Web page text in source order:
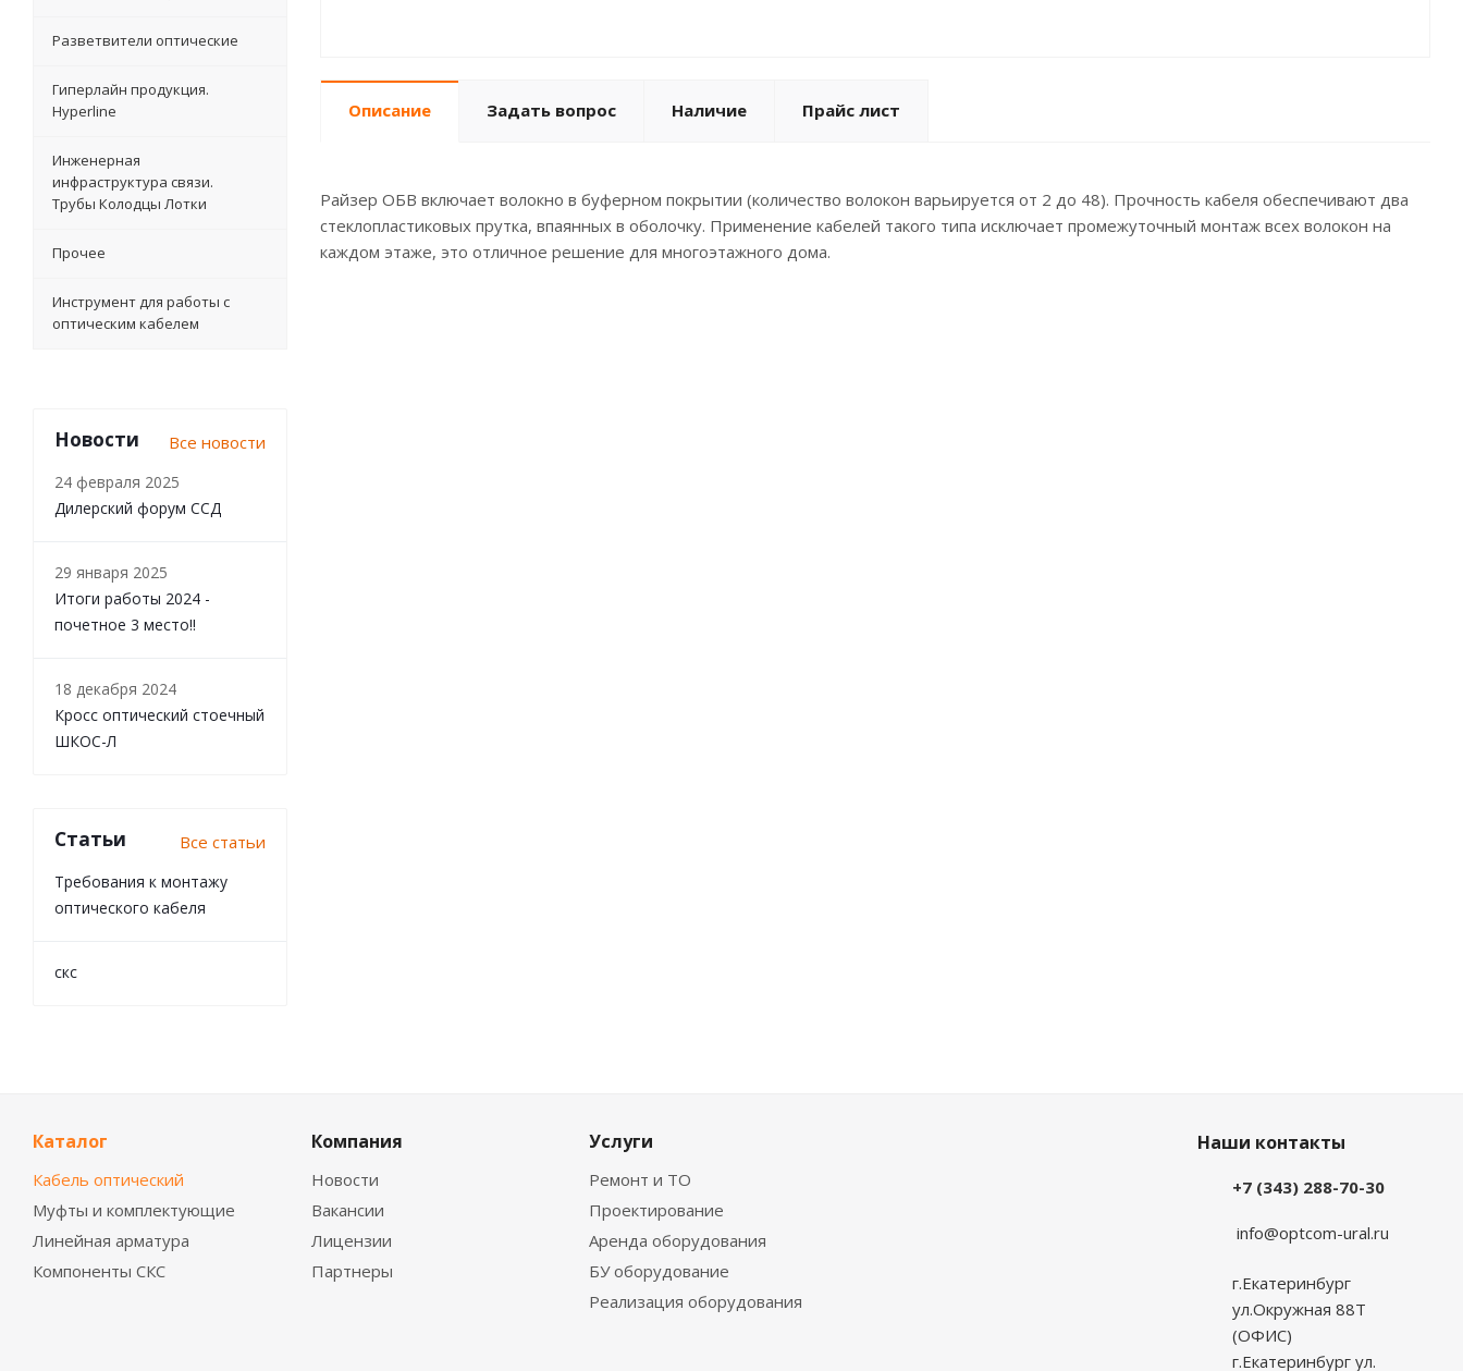
Описание Задать вопрос Наличие Прайс лист
Райзер ОБВ включает волокно в буферном покрытии (количество волокон варьируется от 2 до 48). Прочность кабеля обеспечивают два
стеклопластиковых прутка, впаянных в оболочку. Применение кабелей такого типа исключает промежуточный монтаж всех волокон на
каждом этаже, это отличное решение для многоэтажного дома.
Разветвители оптические
Гиперлайн продукция.
Hyperline
Инженерная
инфраструктура связи.
Трубы Колодцы Лотки
Прочее
Инструмент для работы с
оптическим кабелем
Новости Все новости
24 февраля 2025
Дилерский форум ССД
29 января 2025
Итоги работы 2024 -
почетное 3 место!!
18 декабря 2024
Кросс оптический стоечный
ШКОС-Л
Статьи Все статьи
Требования к монтажу
оптического кабеля
скс
Каталог
Кабель оптический
Муфты и комплектующие
Линейная арматура
Компоненты СКС
Компания
Новости
Вакансии
Лицензии
Партнеры
Услуги
Ремонт и ТО
Проектирование
Аренда оборудования
БУ оборудование
Реализация оборудования
Наши контакты
+7 (343) 288-70-30
info@optcom-ural.ru
г.Екатеринбург
ул.Окружная 88Т
(ОФИС)
г.Екатеринбург ул.